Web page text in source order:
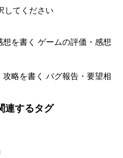
してください
を書く ゲームの評価・感想
略を書く バグ報告・要望相
連するタグ